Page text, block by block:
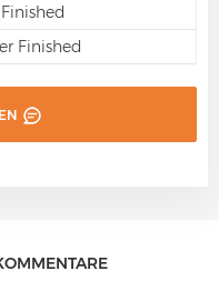
Finished